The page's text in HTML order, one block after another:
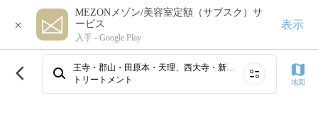
×
MEZONメゾン/美容室定額（サブスク）サ
ービス
入手 - Google Play
表示
王寺・郡山・田原本・天理、西大寺・新大宮・奈良・高の原
トリートメント
地図